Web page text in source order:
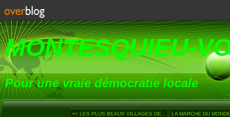
MONTESQUIEU-
Pour une vraie démocratie locale
<< LES PLUS BEAUX VILLAGES DE... LA MARCHE DU